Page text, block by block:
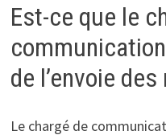
Est-ce que le
de l’envoie
Le chargé de